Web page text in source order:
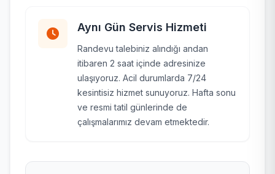
Aynı Gün Servis Hizmeti
Randevu talebiniz alındığı andan
itibaren 2 saat içinde adresinize
ulaşıyoruz. Acil durumlarda 7/24
kesintisiz hizmet sunuyoruz. Hafta sonu
ve resmi tatil günlerinde de
çalışmalarımız devam etmektedir.